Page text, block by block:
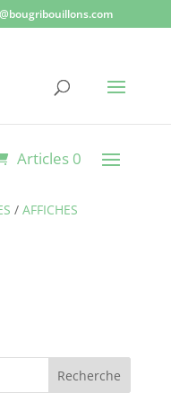
Articles 0
/ AFFICHES
Recherche